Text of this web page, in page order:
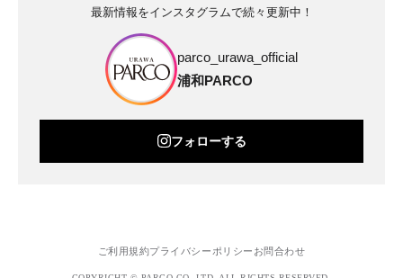
最新情報をインスタグラムで続々更新中！
parco_urawa_official
浦和PARCO
フォローする
ご利用規約プライバシーポリシー お問合わせ